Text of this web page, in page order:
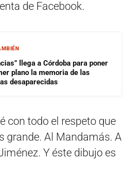
de Facebook.
llega a Córdoba para poner
plano la memoria de las
desaparecidas
con todo el respeto que
grande. Al Mandamás. A
Y éste dibujo es